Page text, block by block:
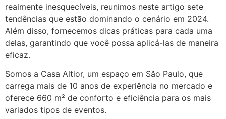
realmente inesquecíveis, reunimos neste artigo sete
tendências que estão dominando o cenário em 2024.
Além disso, fornecemos dicas práticas para cada uma
delas, garantindo que você possa aplicá-las de maneira
eficaz.
Somos a Casa Altior, um espaço em São Paulo, que
carrega mais de 10 anos de experiência no mercado e
oferece 660 m² de conforto e eficiência para os mais
variados tipos de eventos.